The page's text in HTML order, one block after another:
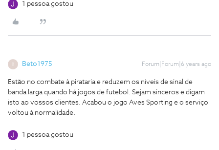
1 pessoa gostou
Beto1975 Forum|Forum|6 years ago
Estão no combate à pirataria e reduzem os níveis de sinal de
banda larga quando há jogos de futebol. Sejam sinceros e digam
isto ao vossos clientes. Acabou o jogo Aves Sporting e o serviço
voltou à normalidade.
1 pessoa gostou